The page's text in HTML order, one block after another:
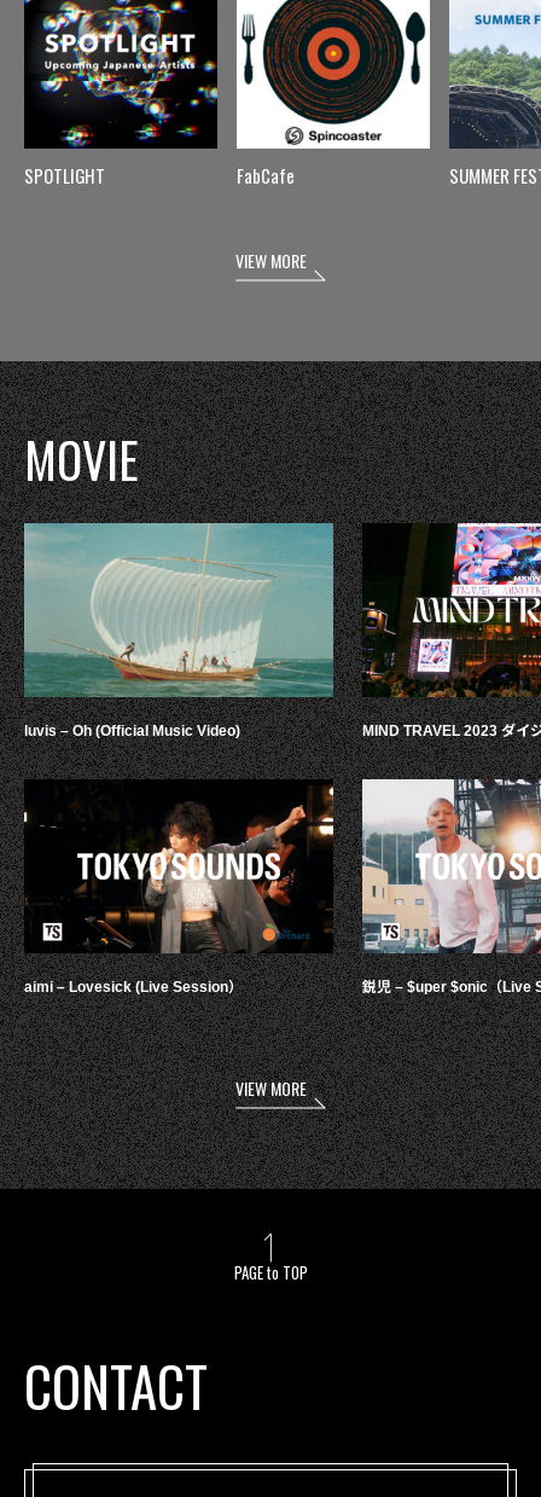
SPOTLIGHT FabCafe SUMMER
VIEW MORE
MOVIE
luvis – Oh (Official Music Video)
aimi – Lovesick (Live Session）
MIND TRAVEL 2023 ダイ
鋭児 – $uper $onic（Live
VIEW MORE
PAGE to TOP
CONTACT